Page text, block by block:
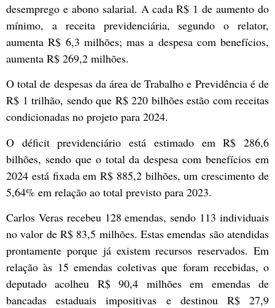
desemprego e abono salarial. A cada R$ 1 de aumento do
mínimo, a receita previdenciária, segundo o relator,
aumenta R$ 6,3 milhões; mas a despesa com benefícios,
aumenta R$ 269,2 milhões.
O total de despesas da área de Trabalho e Previdência é de
R$ 1 trilhão, sendo que R$ 220 bilhões estão com receitas
condicionadas no projeto para 2024.
O déficit previdenciário está estimado em R$ 286,6
bilhões, sendo que o total da despesa com benefícios em
2024 está fixada em R$ 885,2 bilhões, um crescimento de
5,64% em relação ao total previsto para 2023.
Carlos Veras recebeu 128 emendas, sendo 113 individuais
no valor de R$ 83,5 milhões. Estas emendas são atendidas
prontamente porque já existem recursos reservados. Em
relação às 15 emendas coletivas que foram recebidas, o
deputado acolheu R$ 90,4 milhões em emendas de
bancadas estaduais impositivas e destinou R$ 27,9